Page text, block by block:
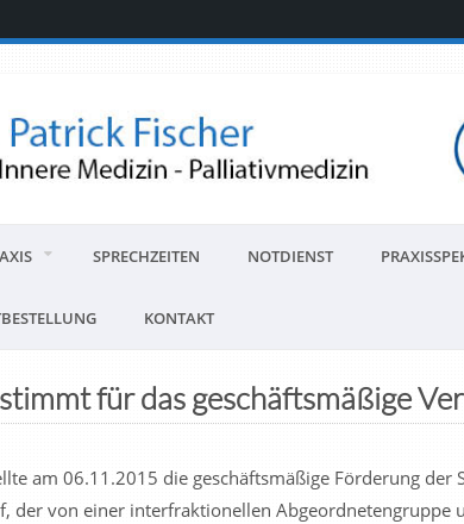
SPRECHZEITEN NOTDIENST
KONTAKT
für das geschäftsmäßige
am 06.11.2015 die geschäftsmäßige Förderung der
der von einer interfraktionellen Abgeordnetengruppe